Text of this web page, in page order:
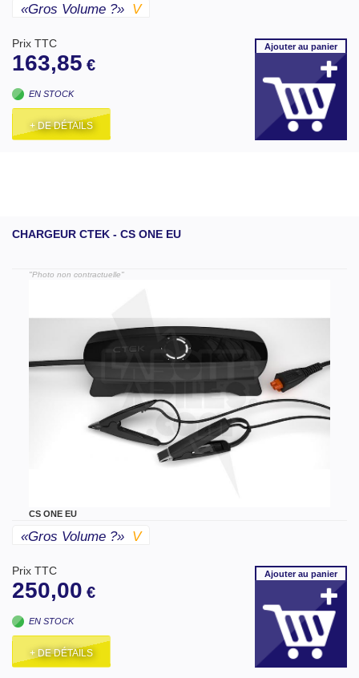
«gros Volume ?» V
Prix TTC
163,85 €
EN STOCK
+ DE DÉTAILS
Ajouterau panier
CHARGEUR CTEK - CS ONE EU
"Photo non contractuelle"
CS ONE EU
«gros Volume ?» V
Prix TTC
250,00 €
EN STOCK
+ DE DÉTAILS
Ajouterau panier